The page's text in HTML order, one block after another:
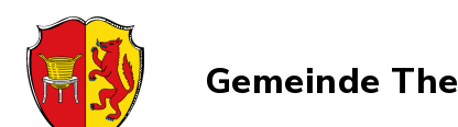
Gemeinde